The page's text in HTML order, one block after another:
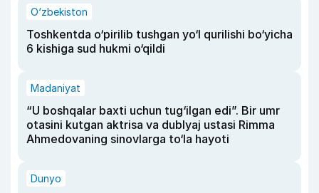
O‘zbekiston
Toshkentda o‘pirilib tushgan yo‘l qurilishi bo‘yicha
6 kishiga sud hukmi o‘qildi
Madaniyat
“U boshqalar baxti uchun tug‘ilgan edi”. Bir umr
otasini kutgan aktrisa va dublyaj ustasi Rimma
Ahmedovaning sinovlarga to‘la hayoti
Dunyo